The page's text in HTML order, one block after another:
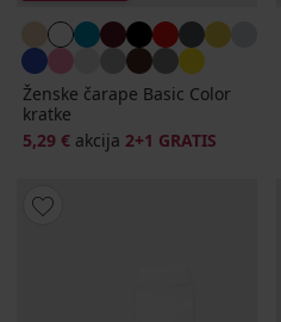
Ženske čarape Basic Color
kratke
5,29 € akcija 2+1 GRATIS